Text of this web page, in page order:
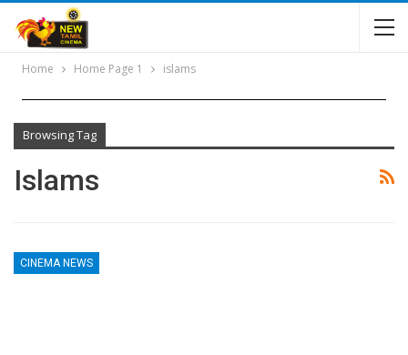
Home Home Page 1 islams
Browsing Tag
Islams
CINEMA NEWS